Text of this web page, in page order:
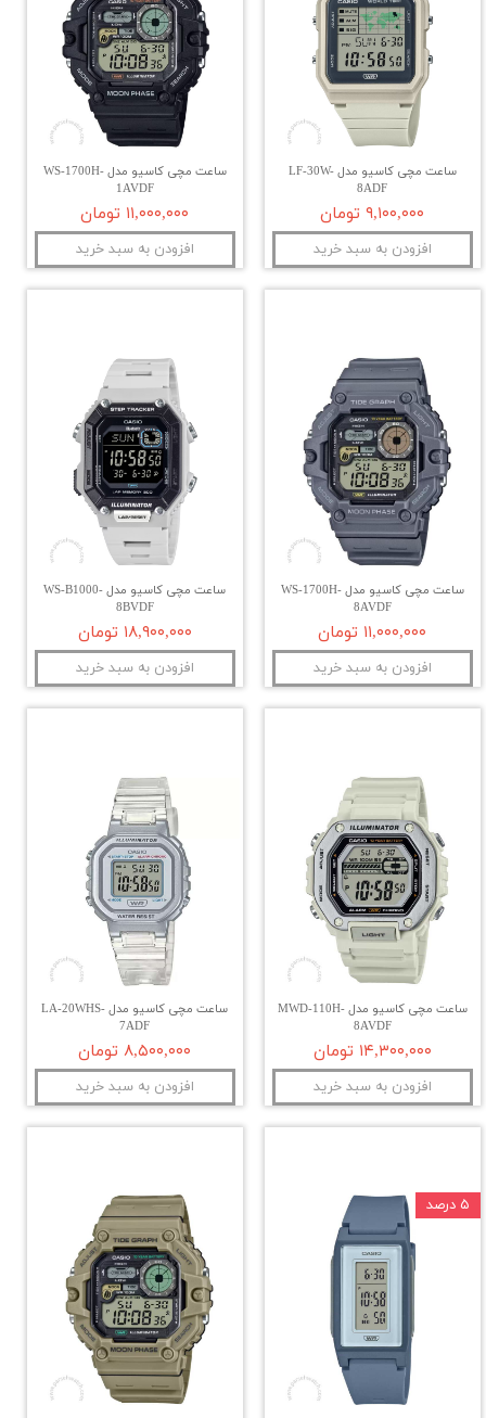
ساعت مچی کاسیو مدل LF-30W-
8ADF
۹,۱۰۰,۰۰۰ تومان
افزودن به سبد خرید
ساعت مچی کاسیو مدل WS-1700H-
1AVDF
۱۱,۰۰۰,۰۰۰ تومان
افزودن به سبد خرید
ساعت مچی کاسیو مدل WS-1700H-
8AVDF
۱۱,۰۰۰,۰۰۰ تومان
افزودن به سبد خرید
ساعت مچی کاسیو مدل WS-B1000-
8BVDF
۱۸,۹۰۰,۰۰۰ تومان
افزودن به سبد خرید
ساعت مچی کاسیو مدل MWD-110H-
8AVDF
۱۴,۳۰۰,۰۰۰ تومان
افزودن به سبد خرید
ساعت مچی کاسیو مدل LA-20WHS-
7ADF
۸,۵۰۰,۰۰۰ تومان
افزودن به سبد خرید
۵ درصد